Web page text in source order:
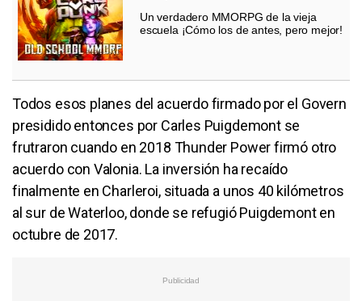
Un verdadero MMORPG de la vieja
escuela ¡Cómo los de antes, pero mejor!
Todos esos planes del acuerdo firmado por el Govern
presidido entonces por Carles Puigdemont se
frutraron cuando en 2018 Thunder Power firmó otro
acuerdo con Valonia. La inversión ha recaído
finalmente en Charleroi, situada a unos 40 kilómetros
al sur de Waterloo, donde se refugió Puigdemont en
octubre de 2017.